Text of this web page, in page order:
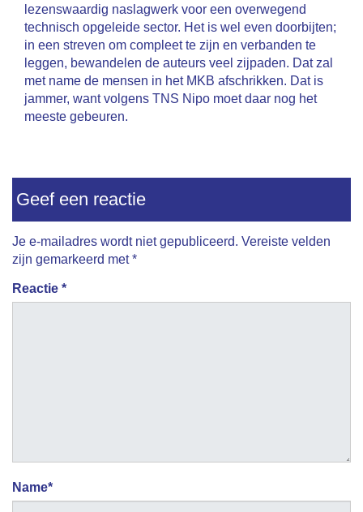
lezenswaardig naslagwerk voor een overwegend
technisch opgeleide sector. Het is wel even doorbijten;
in een streven om compleet te zijn en verbanden te
leggen, bewandelen de auteurs veel zijpaden. Dat zal
met name de mensen in het MKB afschrikken. Dat is
jammer, want volgens TNS Nipo moet daar nog het
meeste gebeuren.
Geef een reactie
Je e-mailadres wordt niet gepubliceerd. Vereiste velden
zijn gemarkeerd met*
Reactie *
Name*